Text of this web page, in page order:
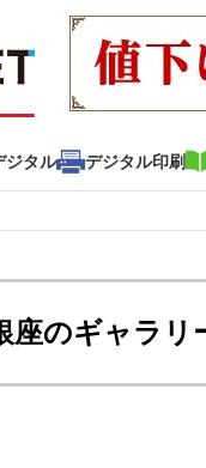
ジタル デジタル印刷
記事 動画コンテン
タル デジタル印刷 印
座のギャラ